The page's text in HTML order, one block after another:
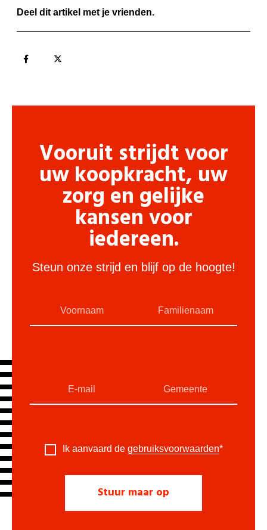
Deel dit artikel met je vrienden.
Vooruit strijdt voor
uw koopkracht, uw
zorg en gelijke
kansen voor
iedereen.
Steun onze strijd en blijf op de hoogte!
Ik aanvaard de gebruiksvoorwaarden*